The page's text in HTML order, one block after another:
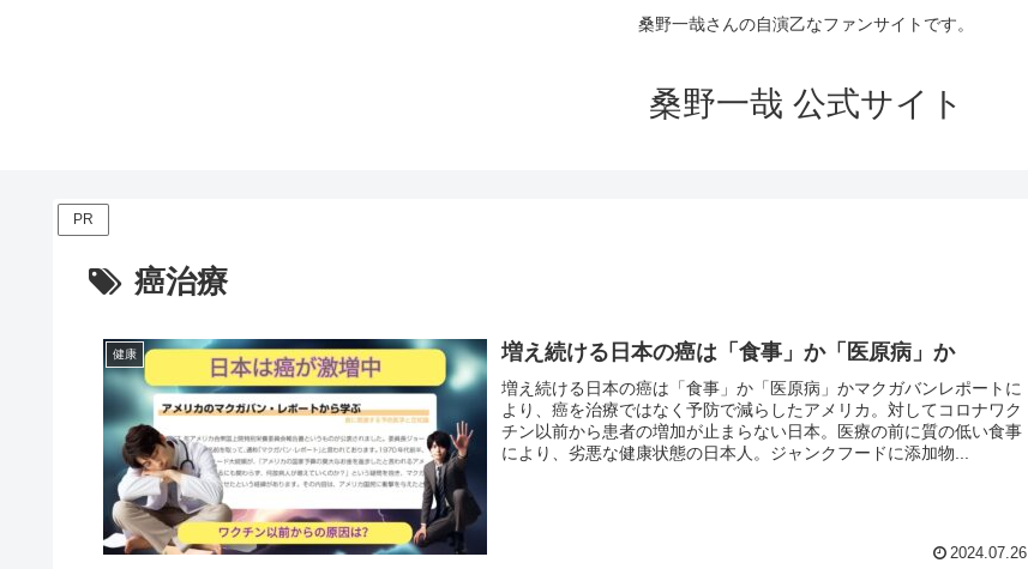
桑野一哉さんの自演乙なファンサイトです。
桑野一哉 公式サイト
PR
癌治療
健康 増え続ける日本の癌は「食事」か「医原病」か
増え続ける日本の癌は「食事」か「医原病」かマクガバンレポートに
より、癌を治療ではなく予防で減らしたアメリカ。対してコロナワク
チン以前から患者の増加が止まらない日本。医療の前に質の低い食事
により、劣悪な健康状態の日本人。ジャンクフードに添加物...
2024.07.26